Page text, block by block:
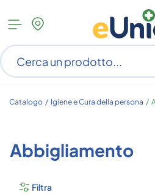
Apri
menu
categorie
Catalogo / Igiene e Cura della persona /
Abbigliamento
Filtra